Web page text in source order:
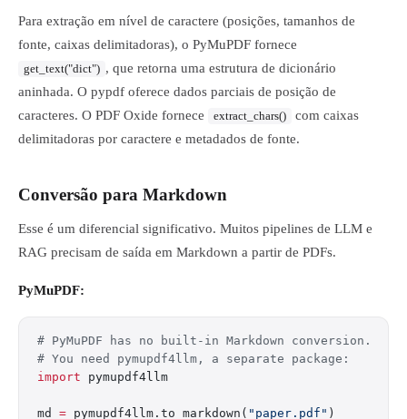
Para extração em nível de caractere (posições, tamanhos de
fonte, caixas delimitadoras), o PyMuPDF fornece
get_text("dict") , que retorna uma estrutura de dicionário
aninhada. O pypdf oferece dados parciais de posição de
caracteres. O PDF Oxide fornece
extract_chars()
com caixas
delimitadoras por caractere e metadados de fonte.
Conversão para Markdown
Esse é um diferencial significativo. Muitos pipelines de LLM e
RAG precisam de saída em Markdown a partir de PDFs.
PyMuPDF:
# PyMuPDF has no built-in Markdown conversion.
# You need pymupdf4llm, a separate package:
import pymupdf4llm
md = pymupdf4llm.to_markdown( "paper.pdf" )